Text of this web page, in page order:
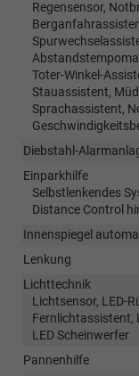
Regensensor,
Toter-Winkel-
Stauassistent,
Sprachassistent,
Diebstahl-
Einparkhilfe
Selbstlenkendes
Distance Control
Innenspiegel
Lenkung
Lichttechnik
Lichtsensor, LED-
Fernlichtassistent,
LED Scheinwerfer
Pannenhilfe